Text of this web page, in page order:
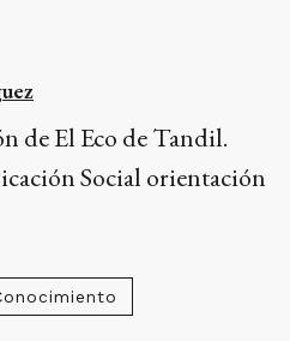
de El Eco de Tandil.
Social orientación